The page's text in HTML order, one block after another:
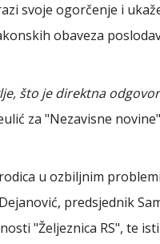
svoje ogorčenje i
obaveza
što je direktna
za "Nezavisne
u ozbiljnim
predsjednik
"Željeznica RS", te